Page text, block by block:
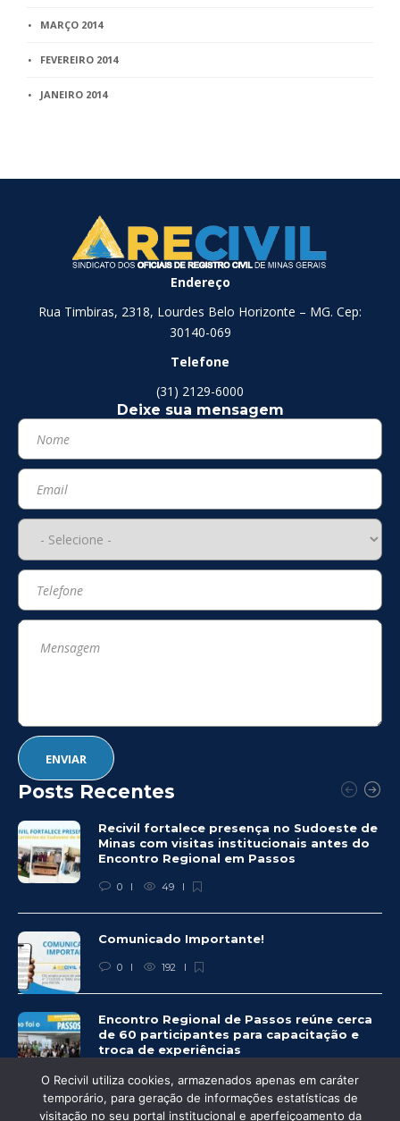
MARÇO 2014
FEVEREIRO 2014
JANEIRO 2014
Endereço
Rua Timbiras, 2318, Lourdes Belo Horizonte – MG. Cep:
30140-069
Telefone
(31) 2129-6000
Deixe sua mensagem
Posts Recentes
Recivil fortalece presença no Sudoeste de
Minas com visitas institucionais antes do
Encontro Regional em Passos
0 49
Comunicado Importante!
0 192
Encontro Regional de Passos reúne cerca
de 60 participantes para capacitação e
troca de experiências
0 225
O Recivil utiliza cookies, armazenados apenas em caráter
temporário, para geração de informações estatísticas de
visitação no seu portal institucional e aperfeiçoamento da